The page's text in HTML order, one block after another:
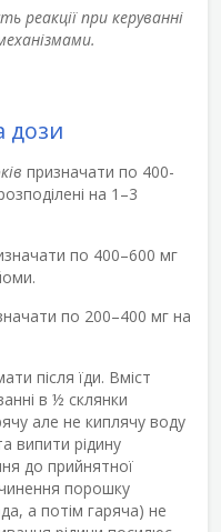
реакції при керуванні
дози
призначати по 400-
на 1–3
по 400–600 мг
по 200–400 мг на
після їди. Вміст
в ½ склянки
але не киплячу воду
випити рідину
до прийнятної
порошку
а потім гаряча) не